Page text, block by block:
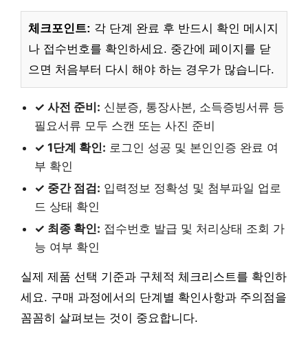
체크포인트: 각 단계 완료 후 반드시 확인 메시지
나 접수번호를 확인하세요. 중간에 페이지를 닫
으면 처음부터 다시 해야 하는 경우가 많습니다.
✓ 사전 준비: 신분증, 통장사본, 소득증빙서류 등
필요서류 모두 스캔 또는 사진 준비
✓ 1단계 확인: 로그인 성공 및 본인인증 완료 여
부 확인
✓ 중간 점검: 입력정보 정확성 및 첨부파일 업로
드 상태 확인
✓ 최종 확인: 접수번호 발급 및 처리상태 조회 가
능 여부 확인
실제 제품 선택 기준과 구체적 체크리스트를 확인하
세요. 구매 과정에서의 단계별 확인사항과 주의점을
꼼꼼히 살펴보는 것이 중요합니다.